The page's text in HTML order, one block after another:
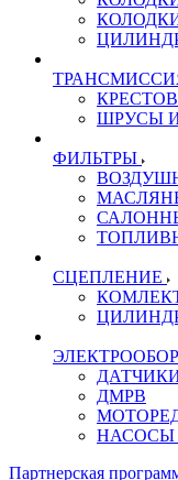
ШРУСЫ
ФИЛЬТРЫ
СЦЕПЛЕНИЕ
ДМРВ
НАСОСЫ
Партнерская